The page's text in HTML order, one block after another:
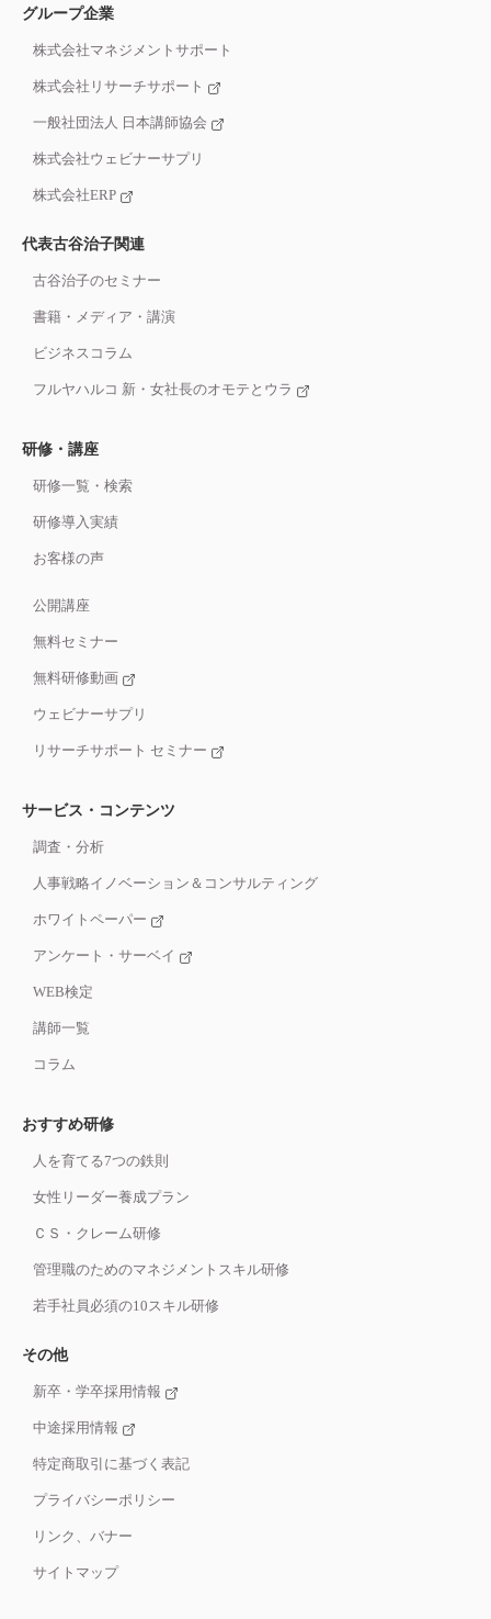
グループ企業
株式会社マネジメントサポート
株式会社リサーチサポート
一般社団法人 日本講師協会
株式会社ウェビナーサプリ
株式会社ERP
代表古谷治子関連
古谷治子のセミナー
書籍・メディア・講演
ビジネスコラム
フルヤハルコ 新・女社長のオモテとウラ
研修・講座
研修一覧・検索
研修導入実績
お客様の声
公開講座
無料セミナー
無料研修動画
ウェビナーサプリ
リサーチサポート セミナー
サービス・コンテンツ
調査・分析
人事戦略イノベーション＆コンサルティング
ホワイトペーパー
アンケート・サーベイ
WEB検定
講師一覧
コラム
おすすめ研修
人を育てる7つの鉄則
女性リーダー養成プラン
ＣＳ・クレーム研修
管理職のためのマネジメントスキル研修
若手社員必須の10スキル研修
その他
新卒・学卒採用情報
中途採用情報
特定商取引に基づく表記
プライバシーポリシー
リンク、バナー
サイトマップ